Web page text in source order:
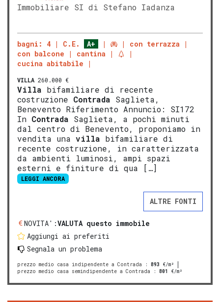
Immobiliare SI di Stefano Iadanza
bagni: 4 C.E. A+
con terrazza
con balcone
cantina
cucina abitabile
VILLA 260.000 €
Villa bifamiliare di recente
costruzione Contrada Saglieta,
Benevento Riferimento Annuncio: SI172
In Contrada Saglieta, a pochi minuti
dal centro di Benevento, proponiamo in
vendita una villa bifamiliare di
recente costruzione, in caratterizzata
da ambienti luminosi, ampi spazi
esterni e finiture di qua […]
LEGGI ANCORA
ALTRE FONTI
NOVITA':VALUTA questo immobile
Aggiungi ai preferiti
Segnala un problema
prezzo medio casa indipendente a Contrada : 893 €/m²
prezzo medio casa semindipendente a Contrada : 801 €/m²